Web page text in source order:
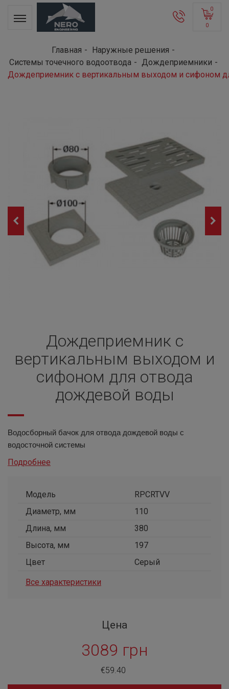
0
0
Главная
Наружные решения
Системы точечного водоотвода
Дождеприемники
Дождеприемник с вертикальным выходом и сифоном
Дождеприемник с
вертикальным выходом и
сифоном для отвода
дождевой воды
Водосборный бачок для отвода дождевой воды с
водосточной системы
Подробнее
Модель
RPCRTVV
Диаметр, мм
110
Длина, мм
380
Высота, мм
197
Цвет
Серый
Все характеристики
Цена
3089 грн
€59.40